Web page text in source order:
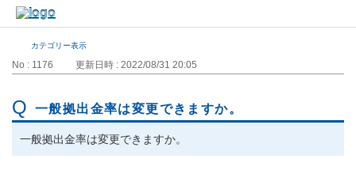
カテゴリー表示
No : 1176 更新日時 : 2022/08/31 20:05
一般拠出金率は変更できますか。
一般拠出金率は変更できますか。